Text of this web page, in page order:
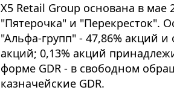
X5 Retail Group основана в
"Пятерочка" и "Перекресток".
"Альфа-групп" - 47,86% акций
акций; 0,13% акций
форме GDR - в свободном
казначейские GDR.